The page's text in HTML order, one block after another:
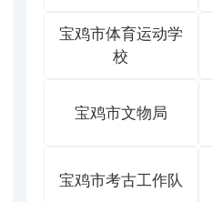
宝鸡市体育运动学
校
宝鸡市文物局
宝鸡市考古工作队